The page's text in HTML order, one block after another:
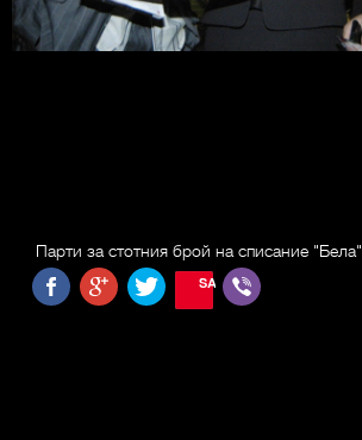
Парти за стотния брой на списание "Бела"
SAVE